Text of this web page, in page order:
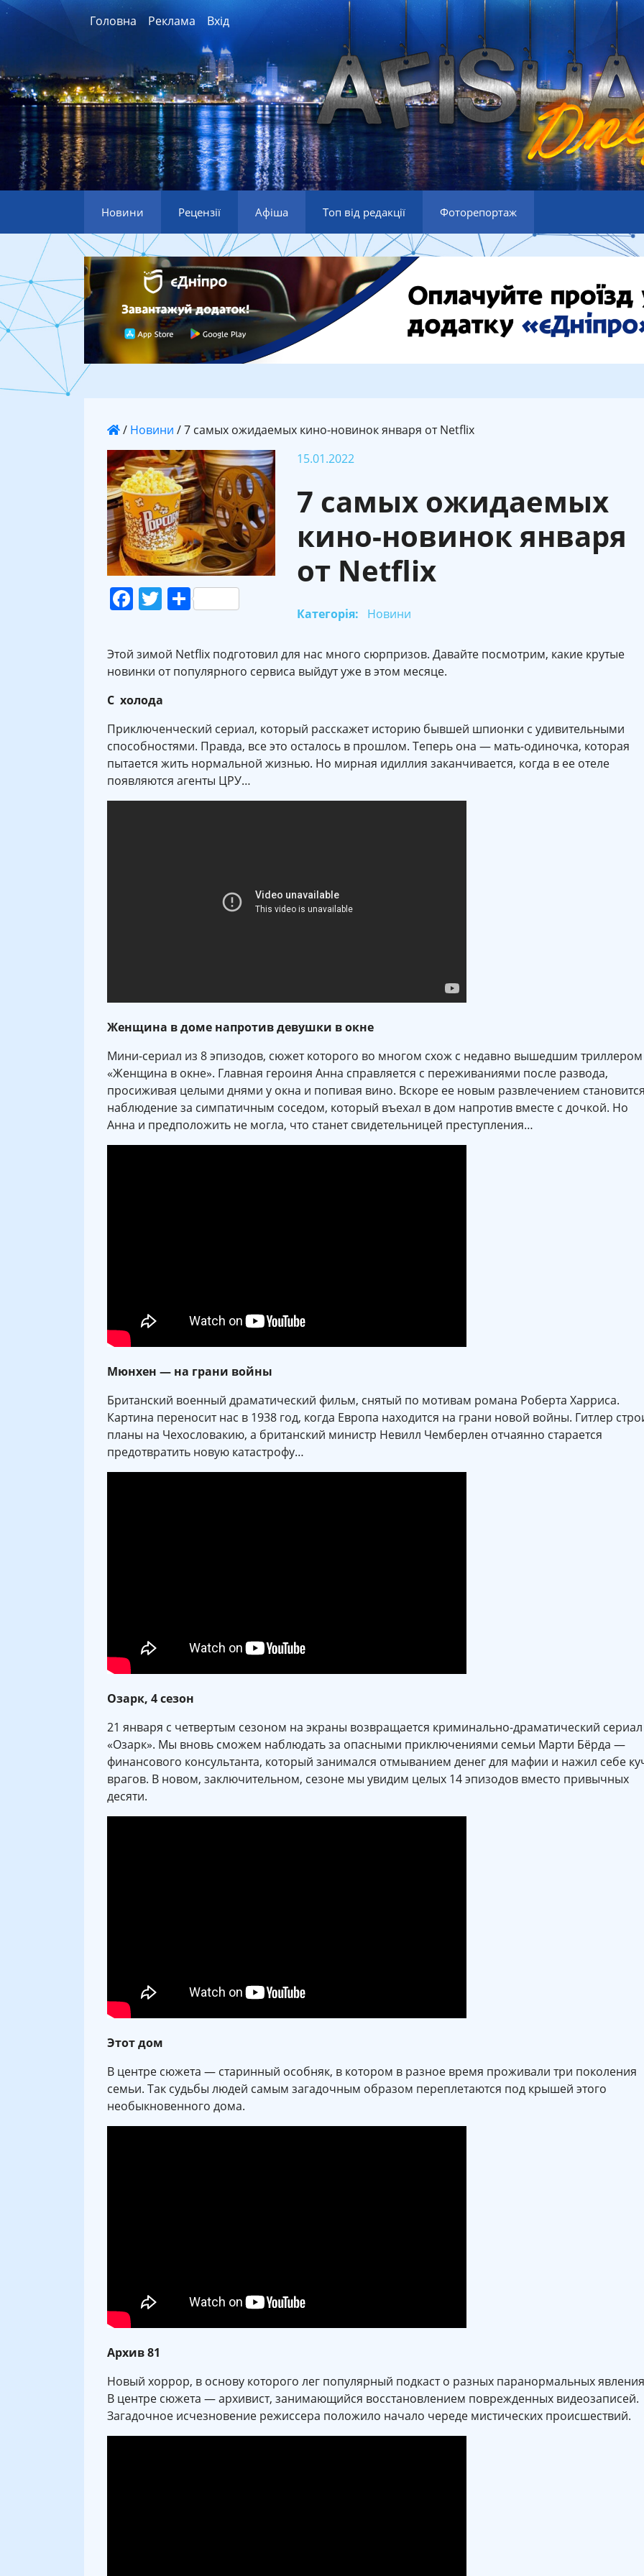
Головна Реклама Вхід
Новини Рецензії Афіша Топ від редакції Фоторепортаж
/ Новини /7 самых ожидаемых кино-новинок января от Netflix
Facebook
Twitter
Поділитися
15.01.2022
7 самых ожидаемых
кино-новинок января
от Netflix
Категорія: Новини
Этой зимой Netflix подготовил для нас много сюрпризов. Давайте посмотрим, какие крутые
новинки от популярного сервиса выйдут уже в этом месяце.
С холода
Приключенческий сериал, который расскажет историю бывшей шпионки с удивительными
способностями. Правда, все это осталось в прошлом. Теперь она — мать-одиночка, которая
пытается жить нормальной жизнью. Но мирная идиллия заканчивается, когда в ее отеле
появляются агенты ЦРУ…
Женщина в доме напротив девушки в окне
Мини-сериал из 8 эпизодов, сюжет которого во многом схож с недавно вышедшим триллером
«Женщина в окне». Главная героиня Анна справляется с переживаниями после развода,
просиживая целыми днями у окна и попивая вино. Вскоре ее новым развлечением
наблюдение за симпатичным соседом, который въехал в дом напротив вместе с дочкой. Но
Анна и предположить не могла, что станет свидетельницей преступления…
Мюнхен — на грани войны
Британский военный драматический фильм, снятый по мотивам романа Роберта Харриса.
Картина переносит нас в 1938 год, когда Европа находится на грани новой войны. Гитлер
планы на Чехословакию, а британский министр Невилл Чемберлен отчаянно старается
предотвратить новую катастрофу…
Озарк, 4 сезон
21 января с четвертым сезоном на экраны возвращается криминально-драматический сериал
«Озарк». Мы вновь сможем наблюдать за опасными приключениями семьи Марти Бёрда —
финансового консультанта, который занимался отмыванием денег для мафии и нажил себе
врагов. В новом, заключительном, сезоне мы увидим целых 14 эпизодов вместо привычных
десяти.
Этот дом
В центре сюжета — старинный особняк, в котором в разное время проживали три поколения
семьи. Так судьбы людей самым загадочным образом переплетаются под крышей этого
необыкновенного дома.
Архив 81
Новый хоррор, в основу которого лег популярный подкаст о разных паранормальных
В центре сюжета — архивист, занимающийся восстановлением поврежденных видеозаписей.
Загадочное исчезновение режиссера положило начало череде мистических происшествий.